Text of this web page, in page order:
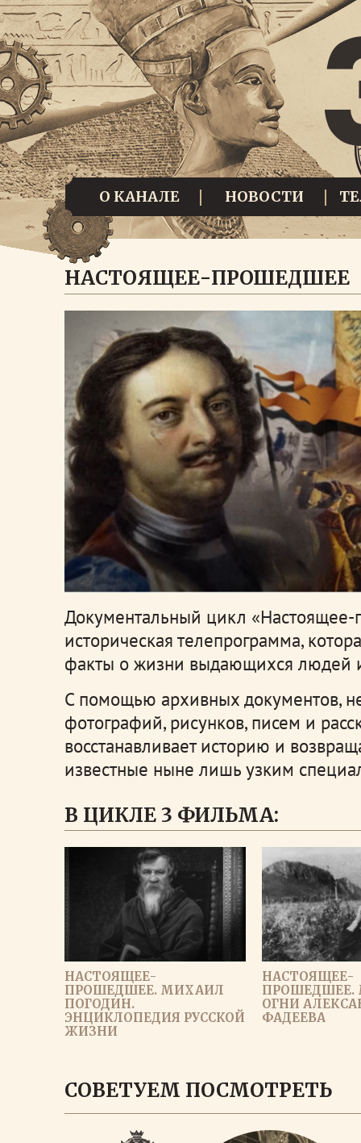
О КАНАЛЕ НОВОСТИ
НАСТОЯЩЕЕ-ПРОШЕДШЕЕ
Документальный цикл
историческая телепрограмма,
факты о жизни выдающихся людей
С помощью архивных документов,
фотографий, рисунков, писем и
восстанавливает историю и
известные ныне лишь узким
В ЦИКЛЕ 3 ФИЛЬМА:
НАСТОЯЩЕЕ-
ПРОШЕДШЕЕ. МИХАИЛ
ПОГОДИН.
ЭНЦИКЛОПЕДИЯ РУССКОЙ
ЖИЗНИ
НАСТОЯЩЕЕ-
ОГНИ
ФАДЕЕВА
СОВЕТУЕМ ПОСМОТРЕТЬ